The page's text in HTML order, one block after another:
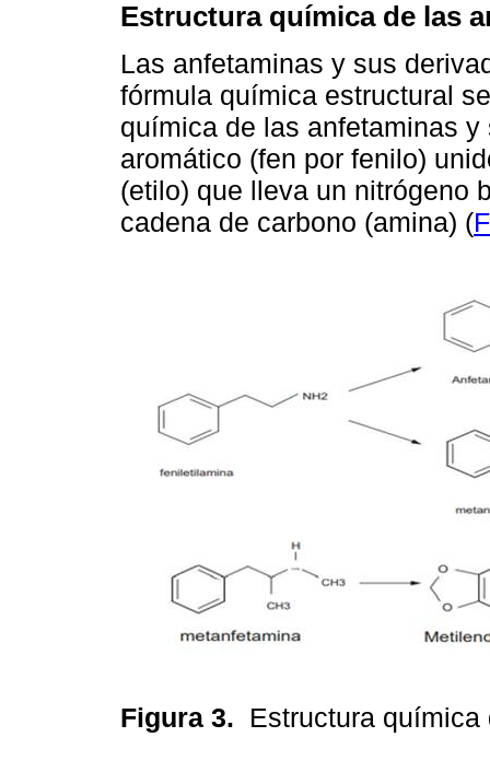
Estructura química de las
Las anfetaminas y sus
fórmula química estructural
química de las anfetaminas
aromático (fen por fenilo)
(etilo) que lleva un nitrógeno
cadena de carbono (amina) (
Figura 3. Estructura